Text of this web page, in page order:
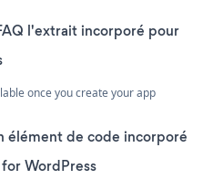
l'extrait incorporé pour
once you create your app
élément de code incorporé
WordPress